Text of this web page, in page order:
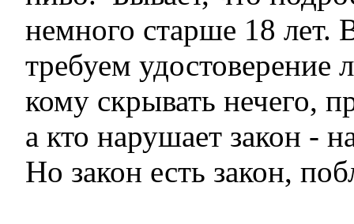
немного старше 18 лет.
требуем удостоверение
кому скрывать нечего,
а кто нарушает закон -
Но закон есть закон,